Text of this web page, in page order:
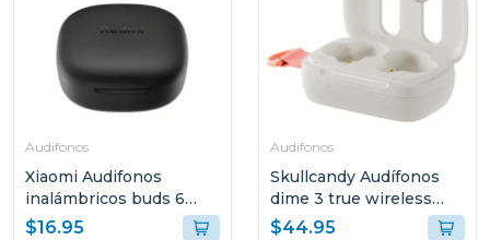
Audifonos
Xiaomi Audifonos
inalámbricos buds 6
play negro 2420e1n
$16.95
Audifonos
Skullcandy Audífonos
dime 3 true wireless
bone orange glow r951
$44.95